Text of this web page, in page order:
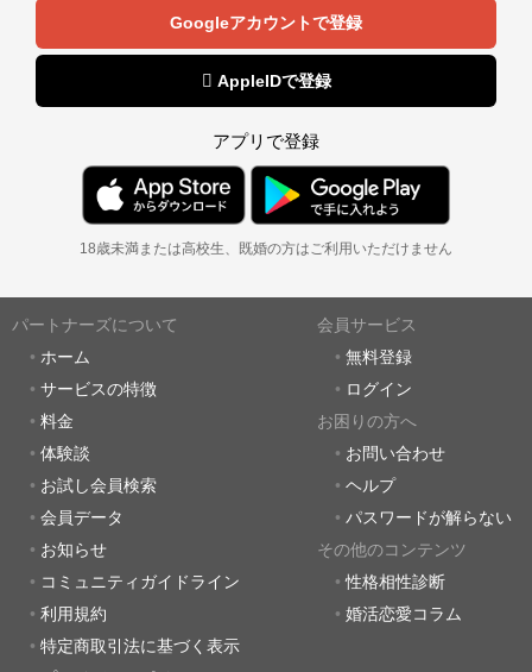
Googleアカウントで登録
 AppleIDで登録
アプリで登録
18歳未満または高校生、既婚の方はご利用いただけません
パートナーズについて
ホーム
サービスの特徴
料金
体験談
お試し会員検索
会員データ
お知らせ
コミュニティガイドライン
利用規約
特定商取引法に基づく表示
会員サービス
無料登録
ログイン
お困りの方へ
お問い合わせ
ヘルプ
パスワードが解らない
その他のコンテンツ
性格相性診断
婚活恋愛コラム